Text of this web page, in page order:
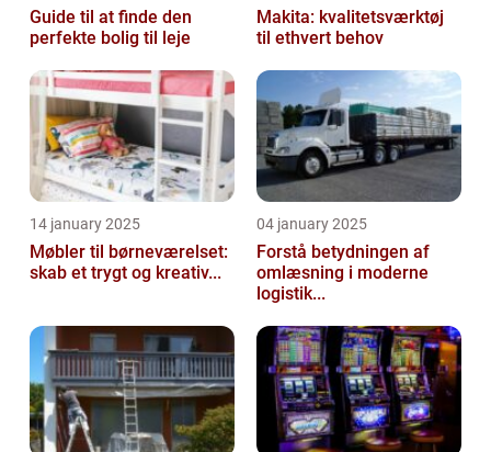
Guide til at finde den
perfekte bolig til leje
Makita: kvalitetsværktøj
til ethvert behov
14 january 2025
Møbler til børneværelset:
skab et trygt og kreativ...
04 january 2025
Forstå betydningen af
omlæsning i moderne
logistik...